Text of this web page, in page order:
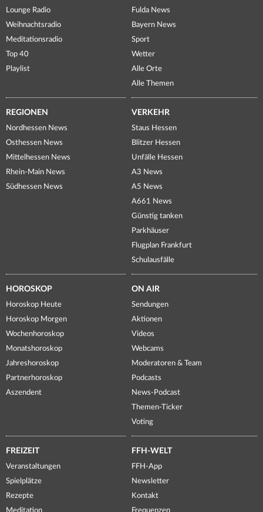
Lounge Radio
Weihnachtsradio
Meditationsradio
Top 40
Playlist
Fulda News
Bayern News
Sport
Wetter
Alle Orte
Alle Themen
REGIONEN
Nordhessen News
Osthessen News
Mittelhessen News
Rhein-Main News
Südhessen News
VERKEHR
Staus Hessen
Blitzer Hessen
Unfälle Hessen
A3 News
A5 News
A661 News
Günstig tanken
Parkhäuser
Flugplan Frankfurt
Schulausfälle
HOROSKOP
Horoskop Heute
Horoskop Morgen
Wochenhoroskop
Monatshoroskop
Jahreshoroskop
Partnerhoroskop
Aszendent
ON AIR
Sendungen
Aktionen
Videos
Webcams
Moderatoren & Team
Podcasts
News-Podcast
Themen-Ticker
Voting
FREIZEIT
Veranstaltungen
Spielplätze
Rezepte
Meditation
FFH-WELT
FFH-App
Newsletter
Kontakt
Frequenzen